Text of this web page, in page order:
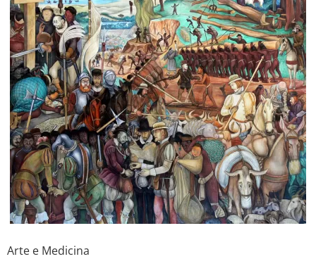
Arte e Medicina